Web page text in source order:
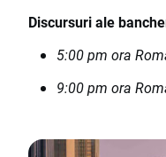
Discursuri ale
5:00 pm ora
9:00 pm ora